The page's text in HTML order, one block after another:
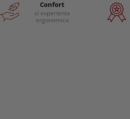
Confort
si experienta
ergonomica